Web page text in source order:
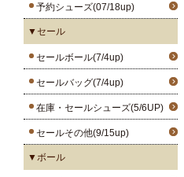
予約シューズ(07/18up)
▼セール
セールボール(7/4up)
セールバッグ(7/4up)
在庫・セールシューズ(5/6UP)
セールその他(9/15up)
▼ボール